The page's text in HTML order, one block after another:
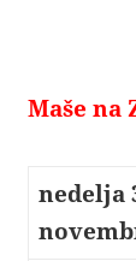
Maše na
nedelja